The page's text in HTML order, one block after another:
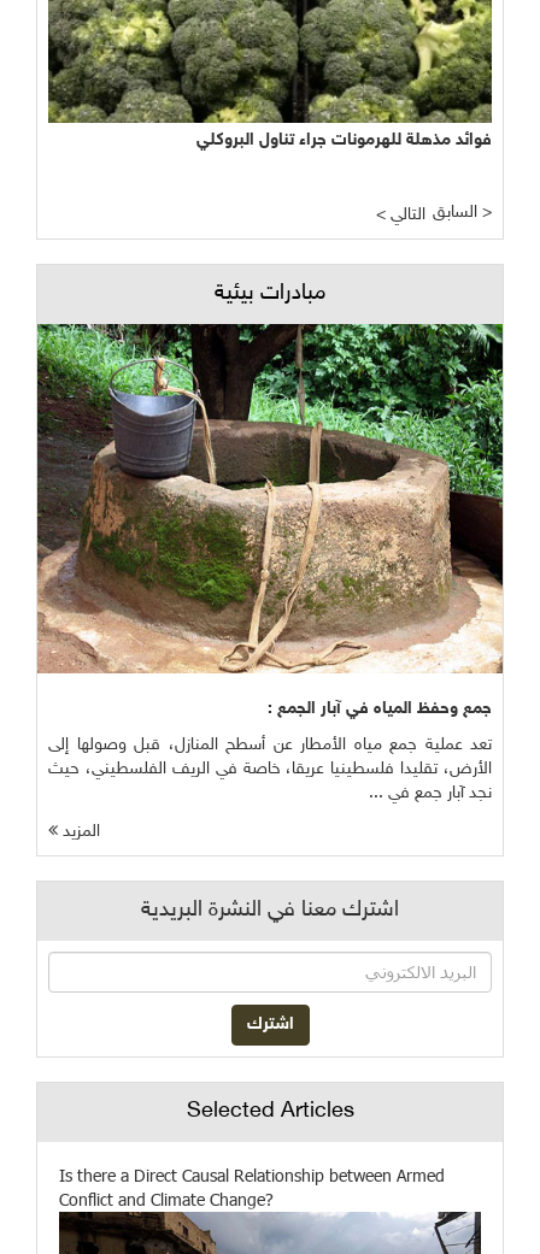
فوائد مذهلة للهرمونات جراء تناول البروكلي
< التالي السابق >
مبادرات بيئية
جمع وحفظ المياه في آبار الجمع :
تعد عملية جمع مياه الأمطار عن أسطح المنازل، قبل وصولها إلى
الأرض، تقليدا فلسطينيا عريقا، خاصة في الريف الفلسطيني، حيث
نجد آبار جمع في ...
المزيد
اشترك معنا في النشرة البريدية
Selected Articles
Is there a Direct Causal Relationship between Armed
Conflict and Climate Change?